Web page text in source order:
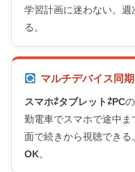
学習計画に迷わない。
る。
マルチデバイス同期
スマホ⇄タブレット⇄PC
勤電車でスマホで途中
面で続きから視聴できる。
OK。